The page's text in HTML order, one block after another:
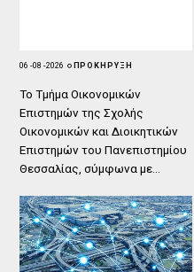
06 - 08 - 2026 ΠΡΟΚΗΡΥΞΗ
Το Τμήμα Οικονομικών
Επιστημών της Σχολής
Οικονομικών και Διοικητικών
Επιστημών του Πανεπιστημίου
Θεσσαλίας, σύμφωνα με…